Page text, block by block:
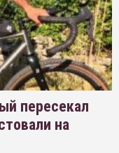
пересекал
на